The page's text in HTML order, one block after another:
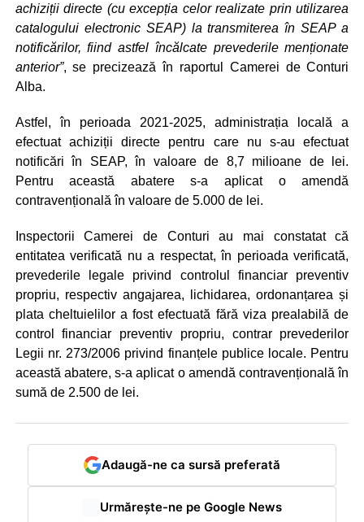
achiziții directe (cu excepția celor realizate prin utilizarea
catalogului electronic SEAP) la transmiterea în SEAP a
notificărilor, fiind astfel încălcate prevederile menționate
anterior”, se precizează în raportul Camerei de Conturi
Alba.
Astfel, în perioada 2021-2025, administrația locală a
efectuat achiziții directe pentru care nu s-au efectuat
notificări în SEAP, în valoare de 8,7 milioane de lei.
Pentru această abatere s-a aplicat o amendă
contravențională în valoare de 5.000 de lei.
Inspectorii Camerei de Conturi au mai constatat că
entitatea verificată nu a respectat, în perioada verificată,
prevederile legale privind controlul financiar preventiv
propriu, respectiv angajarea, lichidarea, ordonanțarea și
plata cheltuielilor a fost efectuată fără viza prealabilă de
control financiar preventiv propriu, contrar prevederilor
Legii nr. 273/2006 privind finanțele publice locale. Pentru
această abatere, s-a aplicat o amendă contravențională în
sumă de 2.500 de lei.
Adaugă-ne ca sursă preferată
Urmărește-ne pe Google News